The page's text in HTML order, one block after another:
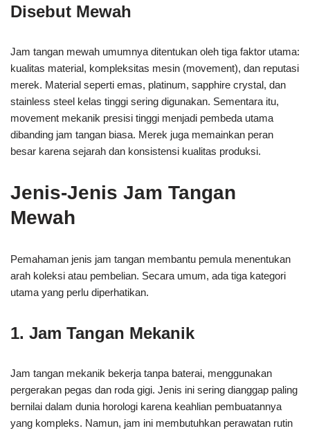
Disebut Mewah
Jam tangan mewah umumnya ditentukan oleh tiga faktor utama:
kualitas material, kompleksitas mesin (movement), dan reputasi
merek. Material seperti emas, platinum, sapphire crystal, dan
stainless steel kelas tinggi sering digunakan. Sementara itu,
movement mekanik presisi tinggi menjadi pembeda utama
dibanding jam tangan biasa. Merek juga memainkan peran
besar karena sejarah dan konsistensi kualitas produksi.
Jenis-Jenis Jam Tangan
Mewah
Pemahaman jenis jam tangan membantu pemula menentukan
arah koleksi atau pembelian. Secara umum, ada tiga kategori
utama yang perlu diperhatikan.
1. Jam Tangan Mekanik
Jam tangan mekanik bekerja tanpa baterai, menggunakan
pergerakan pegas dan roda gigi. Jenis ini sering dianggap paling
bernilai dalam dunia horologi karena keahlian pembuatannya
yang kompleks. Namun, jam ini membutuhkan perawatan rutin